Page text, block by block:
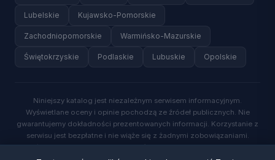
Lubelskie Kujawsko-Pomorskie
Zachodniopomorskie Warmińsko-Mazurskie
Świętokrzyskie Podlaskie Lubuskie Opolskie
Niniejszy katalog jest niezależnym serwisem informacyjnym.
Wyświetlane oceny i opinie pochodzą ze źródeł publicznych. Nie
gwarantujemy dokładności prezentowanych informacji. Korzystanie z
serwisu jest bezpłatne i nie wiąże się z żadnymi zobowiązaniami.
Wysyłając zapytanie o wycenę, wyrażasz zgodę na kontakt ze strony